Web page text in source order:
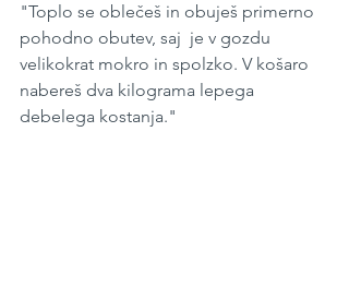
"Toplo se oblečeš in obuješ primerno
pohodno obutev, saj  je v gozdu
velikokrat mokro in spolzko. V košaro
nabereš dva kilograma lepega
debelega kostanja."